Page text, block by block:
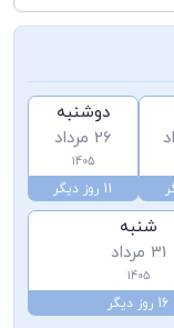
دوشنبه
26 مرداد
1405
11 روز دیگر
شنبه
31 مرداد
1405
16 روز دیگر